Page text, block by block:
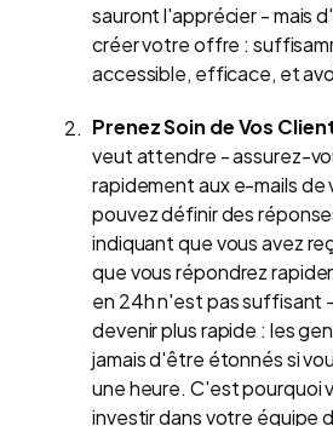
sauront l'apprécier - mais
créer votre offre :
accessible, efficace, et
Prenez Soin de Vos
veut attendre - assurez-
rapidement aux e-mails de
pouvez définir des
indiquant que vous avez
que vous répondrez
en 24h n'est pas suffisant
devenir plus rapide : les
jamais d'être étonnés si
une heure. C'est pourquoi
investir dans votre équipe